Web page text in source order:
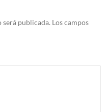
publicada. Los campos